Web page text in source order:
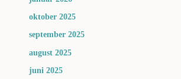
oktober 2025
september 2025
august 2025
juni 2025